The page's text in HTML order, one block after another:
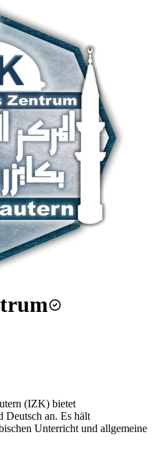
(IZK) bietet
Deutsch an. Es hält
Unterricht und allgemeine